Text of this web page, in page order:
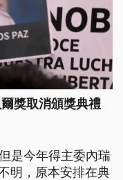
獎取消頒獎典禮
是今年得主委內瑞
明，原本安排在典